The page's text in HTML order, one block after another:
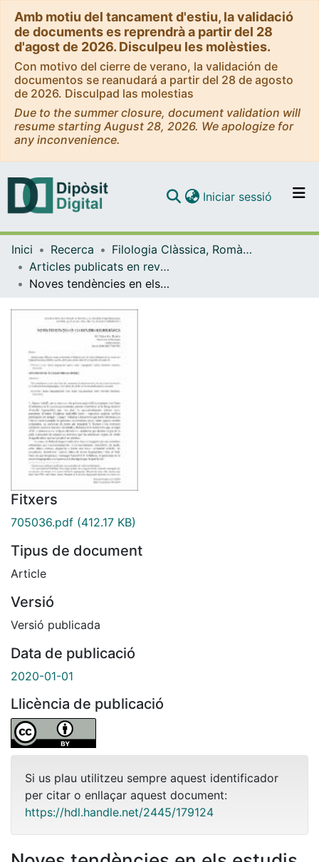
Amb motiu del tancament d'estiu, la validació
de documents es reprendrà a partir del 28
d'agost de 2026. Disculpeu les molèsties.
Con motivo del cierre de verano, la validación de
documentos se reanudará a partir del 28 de agosto
de 2026. Disculpad las molestias
Due to the summer closure, document validation will
resume starting August 28, 2026. We apologize for
any inconvenience.
Navega per tot el DD
Com publicar
Iniciar sessió (current)
Inici Recerca
Filologia Clàssica, Romànica i Semítica
Articles publicats en revistes (Filologia Clàssica, Romànica i Semítica)
Noves tendències en els estudis hagiogràfics
Fitxers
705036.pdf (412.17 KB)
Tipus de document
Article
Versió
Versió publicada
Data de publicació
2020-01-01
Llicència de publicació
Si us plau utilitzeu sempre aquest identificador
per citar o enllaçar aquest document:
https://hdl.handle.net/2445/179124